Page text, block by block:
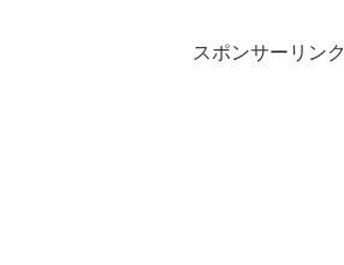
スポンサーリンク